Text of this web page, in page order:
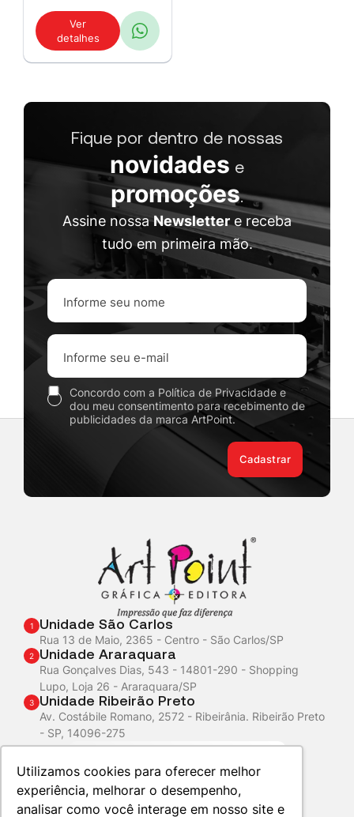
Utilizamos cookies para oferecer melhor
experiência, melhorar o desempenho,
analisar como você interage em nosso site e
Ver
detalhes
Fique por dentro de nossas
novidades e
promoções.
Assine nossaNewslettere receba
tudo em primeira mão.
Concordo com a Política de Privacidade e
dou meu consentimento para recebimento de
publicidades da marca ArtPoint.
Cadastrar
1 Unidade São Carlos
Rua 13 de Maio, 2365 - Centro - São Carlos/SP
2 Unidade Araraquara
Rua Gonçalves Dias, 543 - 14801-290 - Shopping
Lupo, Loja 26 - Araraquara/SP
3 Unidade Ribeirão Preto
Av. Costábile Romano, 2572 - Ribeirânia. Ribeirão Preto
- SP, 14096-275
AtendimentoWhatsApp